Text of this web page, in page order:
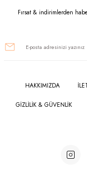
Ürün açıklamasında
Ürün fiyatı diğer sitelerden
Fırsat & indirimlerden
HAKKIMIZDA
GİZLİLİK & GÜVENLİK